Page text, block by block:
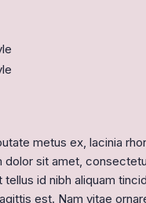
metus ex, lacinia
dolor sit amet,
tellus id nibh aliquam
est. Nam vitae